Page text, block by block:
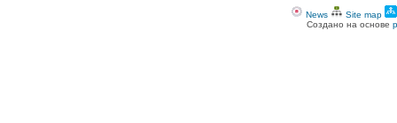
News Site map
Создано на основе